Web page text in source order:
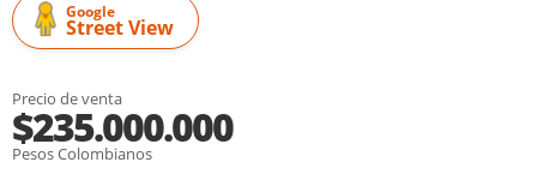
Google
Street View
Precio de venta
$235.000.000
Pesos Colombianos